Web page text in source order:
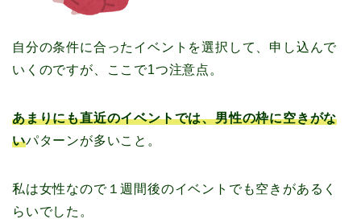
自分の条件に合ったイベントを選択して、申し込んで
いくのですが、ここで1つ注意点。
あまりにも直近のイベントでは、男性の枠に空きがな
いパターンが多いこと。
私は女性なので１週間後のイベントでも空きがあるく
らいでした。